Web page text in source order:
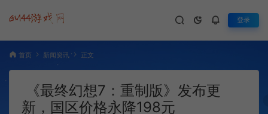
登录
首页 新闻资讯 正文
《最终幻想7：重制版》发布更
新，国区价格永降198元